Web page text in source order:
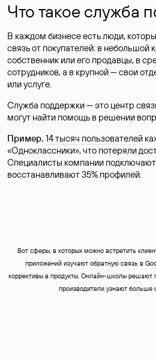
Что такое служба
В каждом бизнесе есть люди,
связь от покупателей: в небольшой
собственник или его продавцы, в
сотрудников, а в крупной — свои
или услуге.
Служба поддержки — это центр
могут найти помощь в решении
Пример. 14 тысяч пользователей
«‎Одноклассники»‎, что потеряли
Специалисты компании
восстанавливают 35% профилей.
Вот сферы, в которых можно встретить
приложений изучают обратную связь в
коррективы в продукты. Онлайн-школы решают
производители узнают больше